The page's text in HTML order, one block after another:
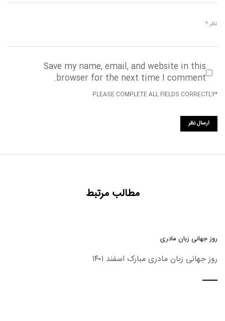
Save my name, email, and website in this
browser for the next time I comment.
*PLEASE COMPLETE ALL FIELDS CORRECTLY
مطالب مرتبط
روز جهانی زبان مادری
روز جهانی زبان مادری مبارک اسفند ۱۴۰۱